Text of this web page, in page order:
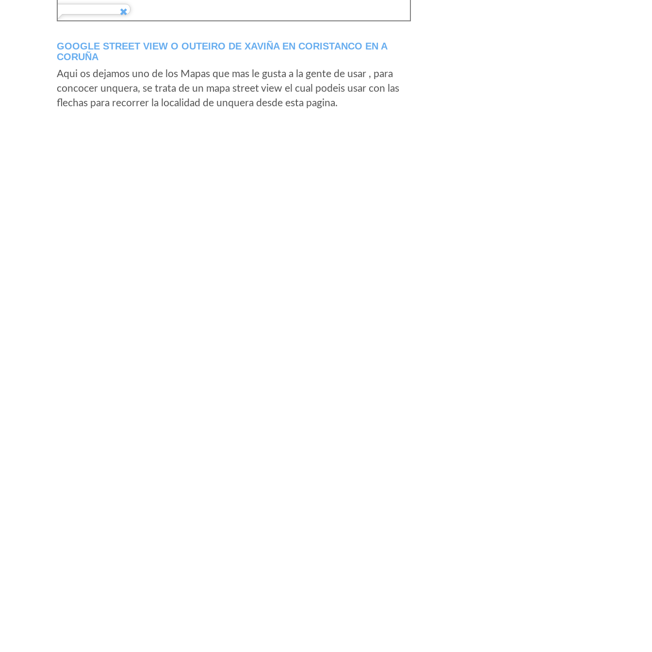
GOOGLE STREET VIEW O OUTEIRO DE XAVIÑA EN CORISTANCO EN A
CORUÑA
Aqui os dejamos uno de los Mapas que mas le gusta a la gente de usar , para
concocer unquera, se trata de un mapa street view el cual podeis usar con las
flechas para recorrer la localidad de unquera desde esta pagina.